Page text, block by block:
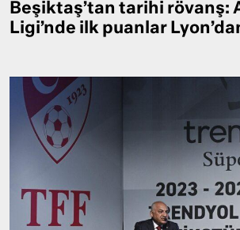
Beşiktaş’tan tarihi rövanş:
Ligi’nde ilk puanlar